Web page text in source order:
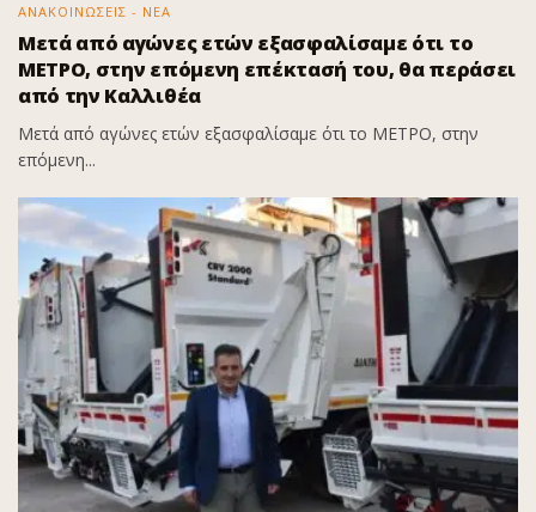
ΑΝΑΚΟΙΝΩΣΕΙΣ - ΝΕΑ
Μετά από αγώνες ετών εξασφαλίσαμε ότι το
ΜΕΤΡΟ, στην επόμενη επέκτασή του, θα περάσει
από την Καλλιθέα
Μετά από αγώνες ετών εξασφαλίσαμε ότι το ΜΕΤΡΟ, στην
επόμενη...